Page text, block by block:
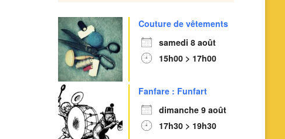
Couture de vêtements
samedi 8 août
15h00 > 17h00
Fanfare : Funfart
dimanche 9 août
17h30 > 19h30